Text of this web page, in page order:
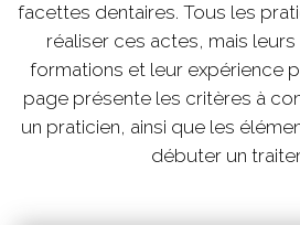
facettes dentaires. Tous les
réaliser ces actes, mais
formations et leur expérience
page présente les critères à
un praticien, ainsi que les
débuter un